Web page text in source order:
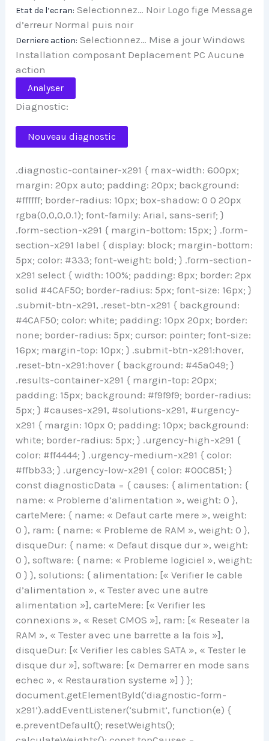
Etat de l’ecran: Selectionnez… Noir Logo fige Message
d’erreur Normal puis noir
Derniere action: Selectionnez… Mise a jour Windows
Installation composant Deplacement PC Aucune
action
Analyser
Diagnostic:
Nouveau diagnostic
.diagnostic-container-x291 { max-width: 600px;
margin: 20px auto; padding: 20px; background:
#ffffff; border-radius: 10px; box-shadow: 0 0 20px
rgba(0,0,0,0.1); font-family: Arial, sans-serif; }
.form-section-x291 { margin-bottom: 15px; } .form-
section-x291 label { display: block; margin-bottom:
5px; color: #333; font-weight: bold; } .form-section-
x291 select { width: 100%; padding: 8px; border: 2px
solid #4CAF50; border-radius: 5px; font-size: 16px; }
.submit-btn-x291, .reset-btn-x291 { background:
#4CAF50; color: white; padding: 10px 20px; border:
none; border-radius: 5px; cursor: pointer; font-size:
16px; margin-top: 10px; } .submit-btn-x291:hover,
.reset-btn-x291:hover { background: #45a049; }
.results-container-x291 { margin-top: 20px;
padding: 15px; background: #f9f9f9; border-radius:
5px; } #causes-x291, #solutions-x291, #urgency-
x291 { margin: 10px 0; padding: 10px; background:
white; border-radius: 5px; } .urgency-high-x291 {
color: #ff4444; } .urgency-medium-x291 { color:
#ffbb33; } .urgency-low-x291 { color: #00C851; }
const diagnosticData = { causes: { alimentation: {
name: « Probleme d’alimentation », weight: 0 },
carteMere: { name: « Defaut carte mere », weight:
0 }, ram: { name: « Probleme de RAM », weight: 0 },
disqueDur: { name: « Defaut disque dur », weight:
0 }, software: { name: « Probleme logiciel », weight:
0 } }, solutions: { alimentation: [« Verifier le cable
d’alimentation », « Tester avec une autre
alimentation »], carteMere: [« Verifier les
connexions », « Reset CMOS »], ram: [« Reseater la
RAM », « Tester avec une barrette a la fois »],
disqueDur: [« Verifier les cables SATA », « Tester le
disque dur »], software: [« Demarrer en mode sans
echec », « Restauration systeme »] } };
document.getElementById(‘diagnostic-form-
x291’).addEventListener(‘submit’, function(e) {
e.preventDefault(); resetWeights();